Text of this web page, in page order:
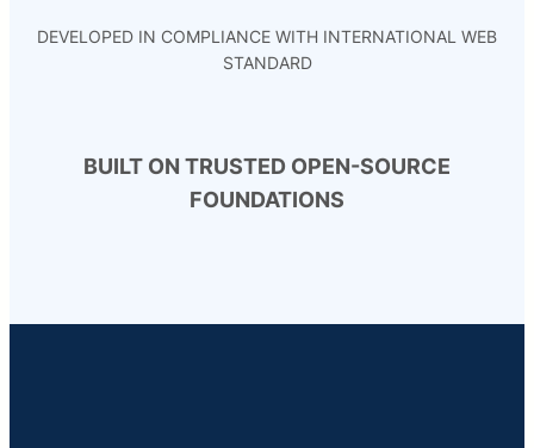
DEVELOPED IN COMPLIANCE WITH INTERNATIONAL WEB
STANDARD
BUILT ON TRUSTED OPEN-SOURCE
FOUNDATIONS